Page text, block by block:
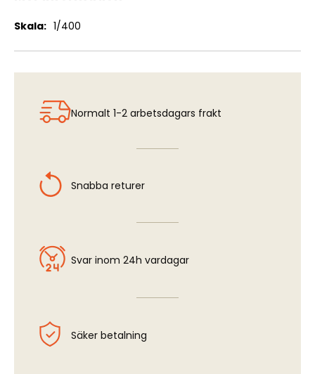
Mer
1/400
Normalt 1-2 arbetsdagars frakt
Snabba returer
Svar inom 24h vardagar
Säker betalning